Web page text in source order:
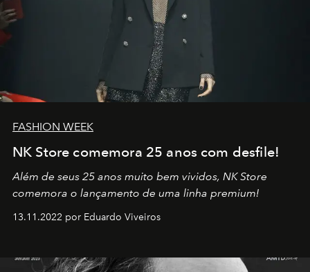
FASHION WEEK
NK Store comemora 25 anos com desfile!
Além de seus 25 anos muito bem vividos, NK Store
comemora o lançamento de uma linha premium!
13.11.2022 por Eduardo Viveiros